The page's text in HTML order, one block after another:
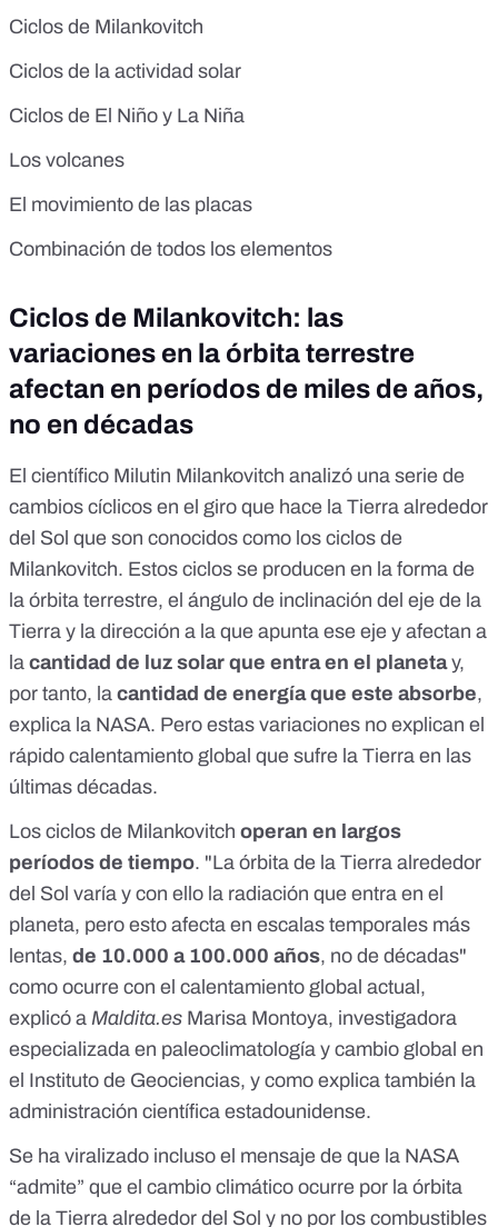
Ciclos de Milankovitch
Ciclos de la actividad solar
Ciclos de El Niño y La Niña
Los volcanes
El movimiento de las placas
Combinación de todos los elementos
Ciclos de Milankovitch: las
variaciones en la órbita terrestre
afectan en períodos de miles de años,
no en décadas
El científico Milutin Milankovitch analizó una serie de
cambios cíclicos en el giro que hace la Tierra alrededor
del Sol que son conocidos como los ciclos de
Milankovitch. Estos ciclos se producen en la forma de
la órbita terrestre, el ángulo de inclinación del eje de la
Tierra y la dirección a la que apunta ese eje y afectan a
la cantidad de luz solar que entra en el planetay,
por tanto, la cantidad de energía que este absorbe,
explica la NASA. Pero estas variaciones no explican el
rápido calentamiento global que sufre la Tierra en las
últimas décadas.
Los ciclos de Milankovitch operan en largos
períodos de tiempo. "La órbita de la Tierra alrededor
del Sol varía y con ello la radiación que entra en el
planeta, pero esto afecta en escalas temporales más
lentas, de 10.000 a 100.000 años, no de décadas"
como ocurre con el calentamiento global actual,
explicó a Maldita.es Marisa Montoya, investigadora
especializada en paleoclimatología y cambio global en
el Instituto de Geociencias, y como explica también la
administración científica estadounidense.
Se ha viralizado incluso el mensaje de que la NASA
“admite” que el cambio climático ocurre por la órbita
de la Tierra alrededor del Sol y no por los combustibles